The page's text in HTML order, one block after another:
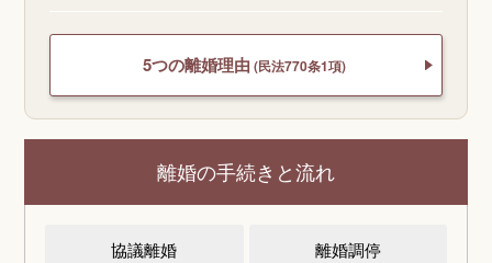
5つの離婚理由 (民法770条1項)
離婚の手続きと流れ
協議離婚 離婚調停